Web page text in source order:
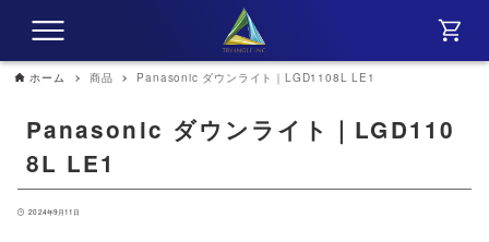
ホーム 商品 Panasonic ダウンライト｜LGD1108L LE1
Panasonic ダウンライト｜LGD110
8L LE1
2024年9月11日